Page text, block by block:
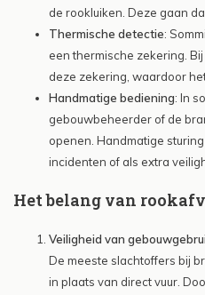
de rookluiken. Deze gaan
Thermische detectie:
een thermische zekering.
deze zekering, waardoor
Handmatige bediening: In
gebouwbeheerder of de
openen. Handmatige
incidenten of als extra
Het belang van
Veiligheid van
De meeste slachtoffers bij
in plaats van direct vuur.